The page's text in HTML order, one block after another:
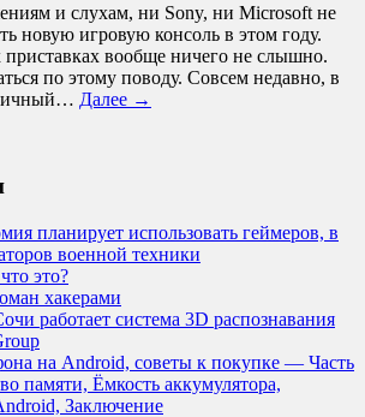
и слухам, ни Sony, ни Microsoft не
новую игровую консоль в этом году.
приставках вообще ничего не слышно.
по этому поводу. Совсем недавно, в
Далее →
планирует использовать геймеров, в
военной техники
это?
хакерами
работает система 3D распознавания
на Android, советы к покупке — Часть
памяти, Ёмкость аккумулятора,
Заключение